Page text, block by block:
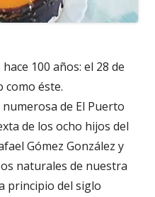
100 años: el 28 de
como éste.
de El Puerto
de los ocho hijos del
Gómez González y
naturales de nuestra
principio del siglo